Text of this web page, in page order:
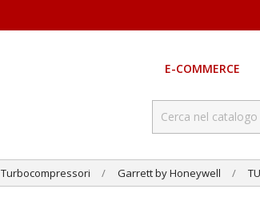
E-COMMERCE
Turbocompressori Garrett by Honeywell